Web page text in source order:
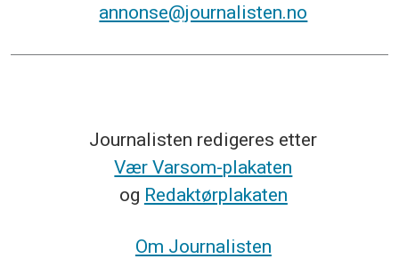
annonse@journalisten.no
Journalisten redigeres etter
Vær Varsom-plakaten
og Redaktørplakaten
Om Journalisten